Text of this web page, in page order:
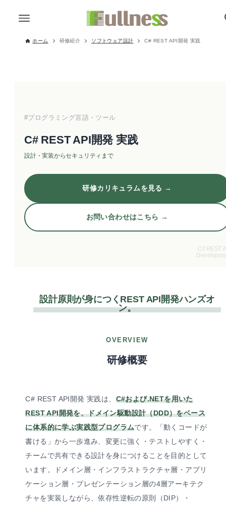
ホーム 研修紹介 ソフトウェア設計 C# REST API開発 実践
C# REST
#プログラミング言語・ツール
C# REST API開発 実践
設計・実装からセキュリティまで
研修カリキュラムを見る →
お問い合わせはこちら →
設計原則が身につくREST API開発ハンズオ
ン。
OVERVIEW
研修概要
C# REST API開発 実践は、 C#および.NETを用いた
REST API開発を、ドメイン駆動設計（DDD）をベース
に体系的に学ぶ実践型プログラムです。「動くコードが
書ける」から一歩進み、変更に強く・テストしやすく・
チームで共有できる設計を身につけることを目的として
います。ドメイン層・インフラストラクチャ層・アプリ
ケーション層・プレゼンテーション層の4層アーキテク
チャを実装しながら、依存性逆転の原則（DIP）・